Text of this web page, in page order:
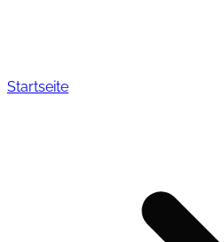
Startseite